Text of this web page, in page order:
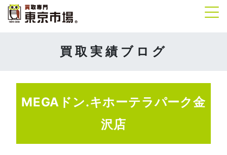
買取実績ブログ
MEGAドン.キホーテラパーク金
沢店